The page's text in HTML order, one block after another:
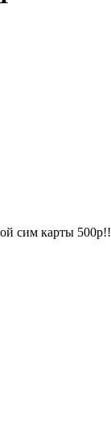
сим карты